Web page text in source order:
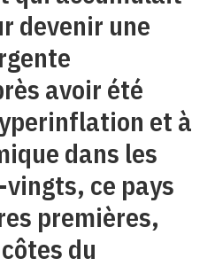
devenir une
avoir été
et à
dans les
ce pays
premières,
du